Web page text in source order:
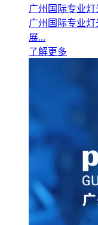
广州国际专业灯
广州国际专业
展...
了解更多